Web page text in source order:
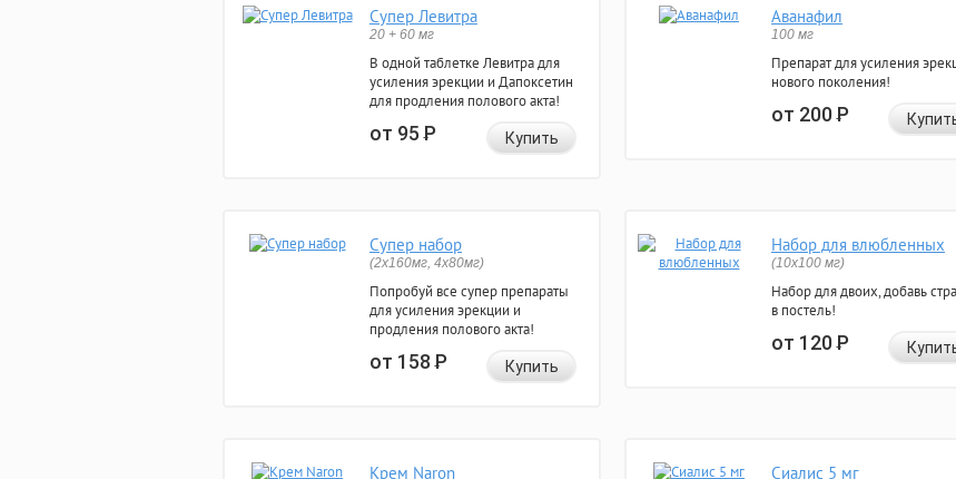
Супер Левитра
20 + 60 мг
В одной таблетке Левитра для
усиления эрекции и Дапоксетин
для продления полового акта!
от 95Р Купить
Аванафил
100 мг
Препарат для усиления
нового поколения!
от 200Р
Супер набор
(2х160мг, 4х80мг)
Попробуй все супер препараты
для усиления эрекции и
продления полового акта!
от 158Р Купить
Набор для влюбленных
(10х100 мг)
Набор для двоих, добавь
в постель!
от 120Р
Крем Naron Сиалис 5 мг